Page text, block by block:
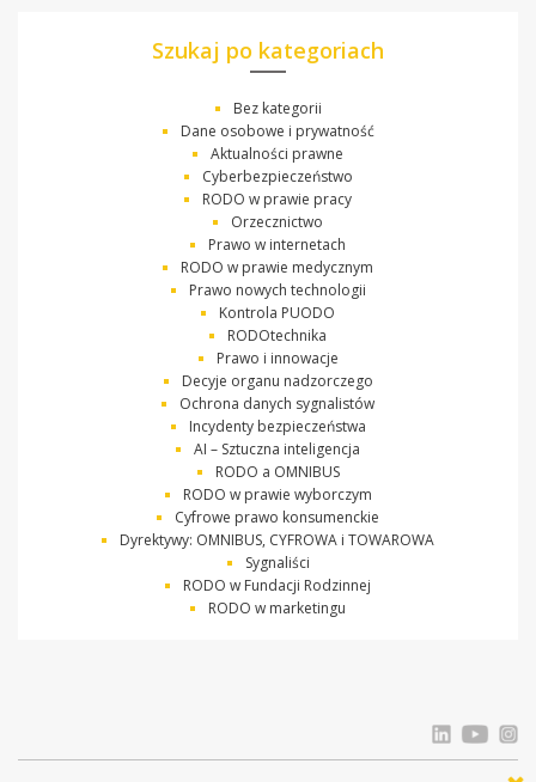
Szukaj po kategoriach
Bez kategorii
Dane osobowe i prywatność
Aktualności prawne
Cyberbezpieczeństwo
RODO w prawie pracy
Orzecznictwo
Prawo w internetach
RODO w prawie medycznym
Prawo nowych technologii
Kontrola PUODO
RODOtechnika
Prawo i innowacje
Decyje organu nadzorczego
Ochrona danych sygnalistów
Incydenty bezpieczeństwa
AI – Sztuczna inteligencja
RODO a OMNIBUS
RODO w prawie wyborczym
Cyfrowe prawo konsumenckie
Dyrektywy: OMNIBUS, CYFROWA i TOWAROWA
Sygnaliści
RODO w Fundacji Rodzinnej
RODO w marketingu